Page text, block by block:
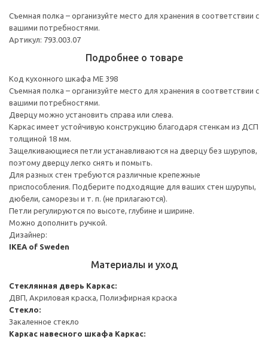
Съемная полка – организуйте место для хранения в соответствии с
вашими потребностями.
Артикул: 793.003.07
Подробнее о товаре
Код кухонного шкафа ME 398
Съемная полка – организуйте место для хранения в соответствии с
вашими потребностями.
Дверцу можно установить справа или слева.
Каркас имеет устойчивую конструкцию благодаря стенкам из ДСП
толщиной 18 мм.
Защелкивающиеся петли устанавливаются на дверцу без шурупов,
поэтому дверцу легко снять и помыть.
Для разных стен требуются различные крепежные
приспособления. Подберите подходящие для ваших стен шурупы,
дюбели, саморезы и т. п. (не прилагаются).
Петли регулируются по высоте, глубине и ширине.
Можно дополнить ручкой.
Дизайнер:
IKEA of Sweden
Материалы и уход
Стеклянная дверь Каркас:
ДВП, Акриловая краска, Полиэфирная краска
Стекло:
Закаленное стекло
Каркас навесного шкафа Каркас: